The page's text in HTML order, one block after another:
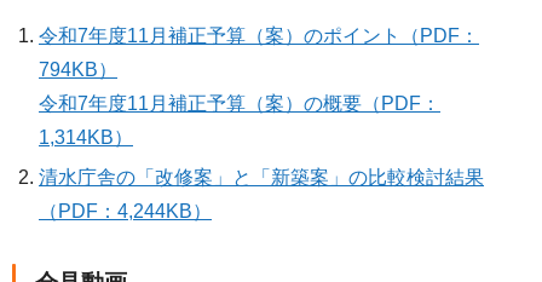
令和7年度11月補正予算（案）のポイント（PDF：
794KB）
令和7年度11月補正予算（案）の概要（PDF：
1,314KB）
清水庁舎の「改修案」と「新築案」の比較検討結果
（PDF：4,244KB）